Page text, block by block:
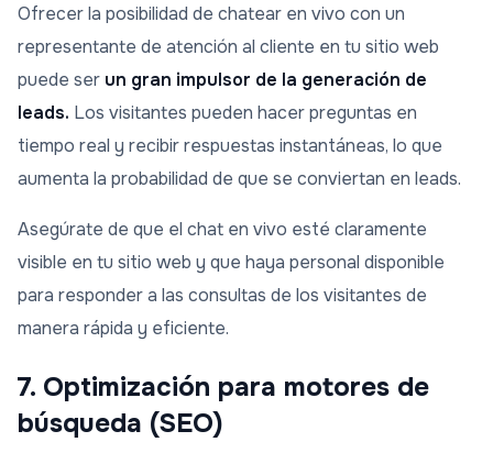
Ofrecer la posibilidad de chatear en vivo con un
representante de atención al cliente en tu sitio web
puede ser un gran impulsor de la generación de
leads. Los visitantes pueden hacer preguntas en
tiempo real y recibir respuestas instantáneas, lo que
aumenta la probabilidad de que se conviertan en leads.
Asegúrate de que el chat en vivo esté claramente
visible en tu sitio web y que haya personal disponible
para responder a las consultas de los visitantes de
manera rápida y eficiente.
7. Optimización para motores de
búsqueda (SEO)